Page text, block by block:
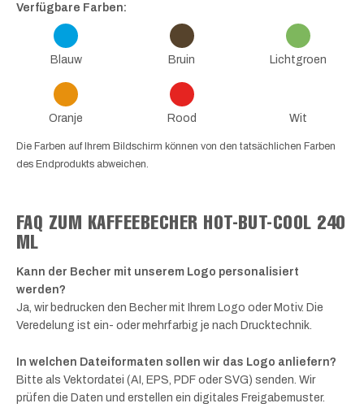
Verfügbare Farben:
Blauw Bruin Lichtgroen
Oranje Rood Wit
Die Farben auf Ihrem Bildschirm können von den tatsächlichen Farben
des Endprodukts abweichen.
FAQ ZUM KAFFEEBECHER HOT-BUT-COOL 240
ML
Kann der Becher mit unserem Logo personalisiert
werden?
Ja, wir bedrucken den Becher mit Ihrem Logo oder Motiv. Die
Veredelung ist ein- oder mehrfarbig je nach Drucktechnik.
In welchen Dateiformaten sollen wir das Logo anliefern?
Bitte als Vektordatei (AI, EPS, PDF oder SVG) senden. Wir
prüfen die Daten und erstellen ein digitales Freigabemuster.